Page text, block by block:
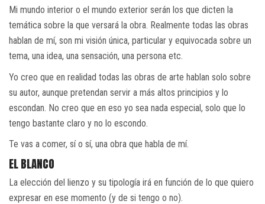
Mi mundo interior o el mundo exterior serán los que dicten la
temática sobre la que versará la obra. Realmente todas las obras
hablan de mí, son mi visión única, particular y equivocada sobre un
tema, una idea, una sensación, una persona etc.
Yo creo que en realidad todas las obras de arte hablan solo sobre
su autor, aunque pretendan servir a más altos principios y lo
escondan. No creo que en eso yo sea nada especial, solo que lo
tengo bastante claro y no lo escondo.
Te vas a comer, sí o sí, una obra que habla de mí.
EL BLANCO
La elección del lienzo y su tipología irá en función de lo que quiero
expresar en ese momento (y de si tengo o no).